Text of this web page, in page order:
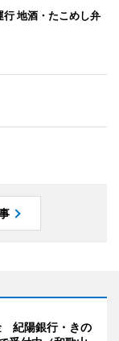
地酒・たこめし弁
紀陽銀行・きの